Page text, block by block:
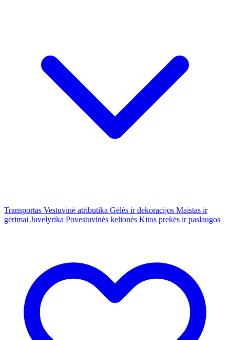
Transportas Vestuvinė atributika Gėlės ir dekoracijos Maistas ir
gėrimai Juvelyrika Povestuvinės kelionės Kitos prekės ir paslaugos